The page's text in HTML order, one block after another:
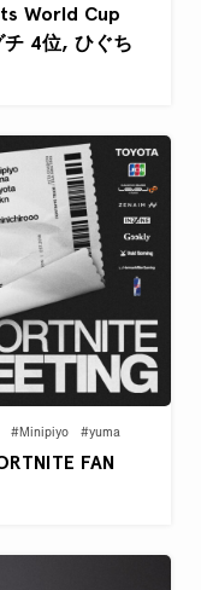
World Cup
4位, ひぐち
#Minipiyo #yuma
FAN